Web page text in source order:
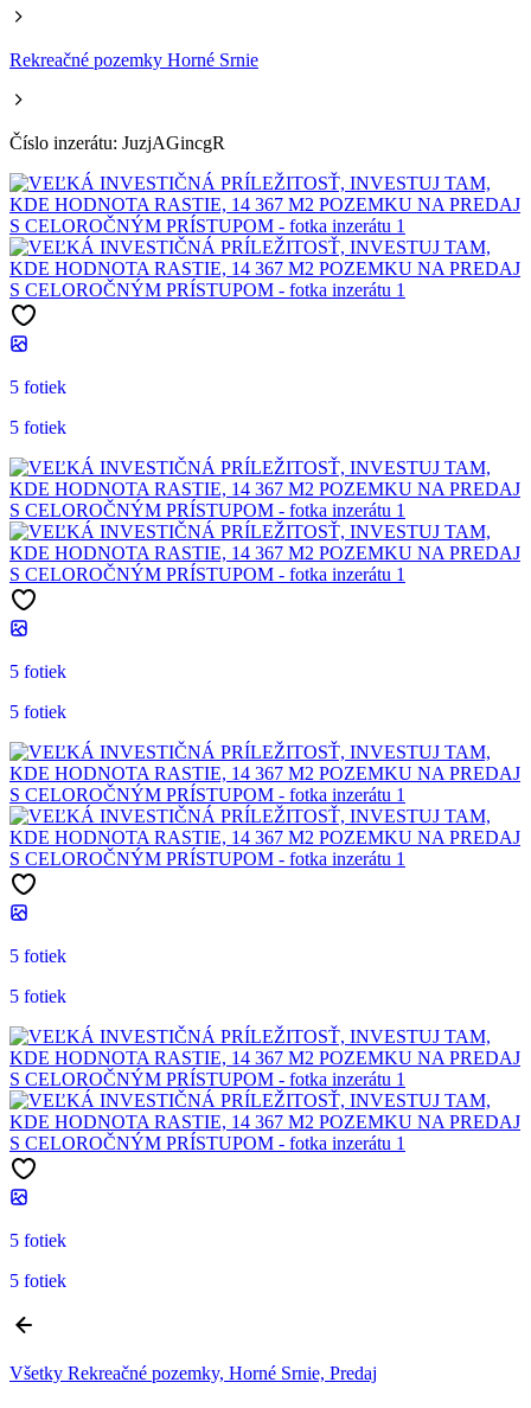
Rekreačné pozemky Horné Srnie
Číslo inzerátu: JuzjAGincgR
5 fotiek
5 fotiek
5 fotiek
5 fotiek
5 fotiek
5 fotiek
5 fotiek
5 fotiek
Všetky Rekreačné pozemky, Horné Srnie, Predaj